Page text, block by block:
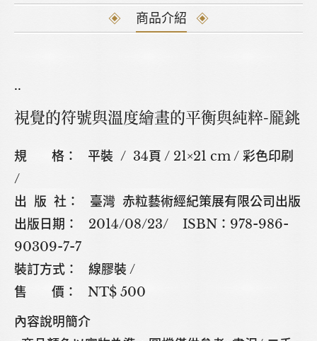
商品介紹
..
視覺的符號與溫度繪畫的平衡與純粹-龎銚
規 格： 平裝 / 34頁 / 21×21 cm / 彩色印刷
/
出 版 社： 臺灣 赤粒藝術經紀策展有限公司出版
出版日期： 2014/08/23/ ISBN：978-986-
90309-7-7
裝訂方式： 線膠裝 /
售 價： NT$ 500
內容說明簡介